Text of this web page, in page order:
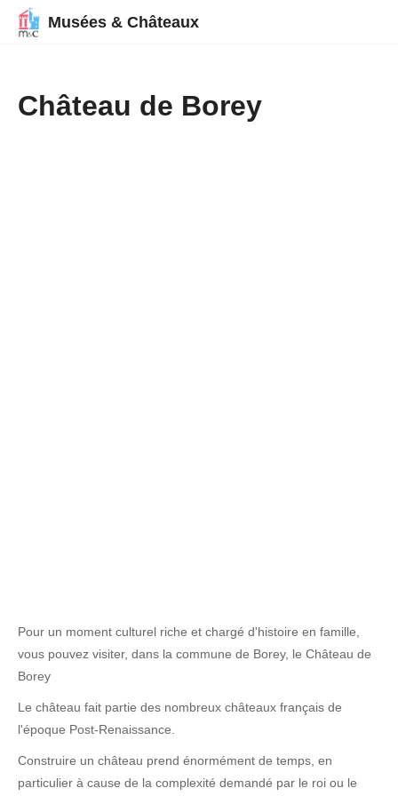
Musées & Châteaux
Château de Borey
Pour un moment culturel riche et chargé d'histoire en famille,
vous pouvez visiter, dans la commune de Borey, le Château de
Borey
Le château fait partie des nombreux châteaux français de
l'époque Post-Renaissance.
Construire un château prend énormément de temps, en
particulier à cause de la complexité demandé par le roi ou le